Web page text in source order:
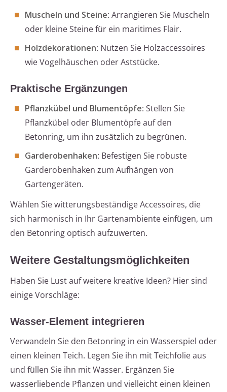
Muscheln und Steine: Arrangieren Sie Muscheln
oder kleine Steine für ein maritimes Flair.
Holzdekorationen: Nutzen Sie Holzaccessoires
wie Vogelhäuschen oder Aststücke.
Praktische Ergänzungen
Pflanzkübel und Blumentöpfe: Stellen Sie
Pflanzkübel oder Blumentöpfe auf den
Betonring, um ihn zusätzlich zu begrünen.
Garderobenhaken: Befestigen Sie robuste
Garderobenhaken zum Aufhängen von
Gartengeräten.
Wählen Sie witterungsbeständige Accessoires, die
sich harmonisch in Ihr Gartenambiente einfügen, um
den Betonring optisch aufzuwerten.
Weitere Gestaltungsmöglichkeiten
Haben Sie Lust auf weitere kreative Ideen? Hier sind
einige Vorschläge:
Wasser-Element integrieren
Verwandeln Sie den Betonring in ein Wasserspiel oder
einen kleinen Teich. Legen Sie ihn mit Teichfolie aus
und füllen Sie ihn mit Wasser. Ergänzen Sie
wasserliebende Pflanzen und vielleicht einen kleinen